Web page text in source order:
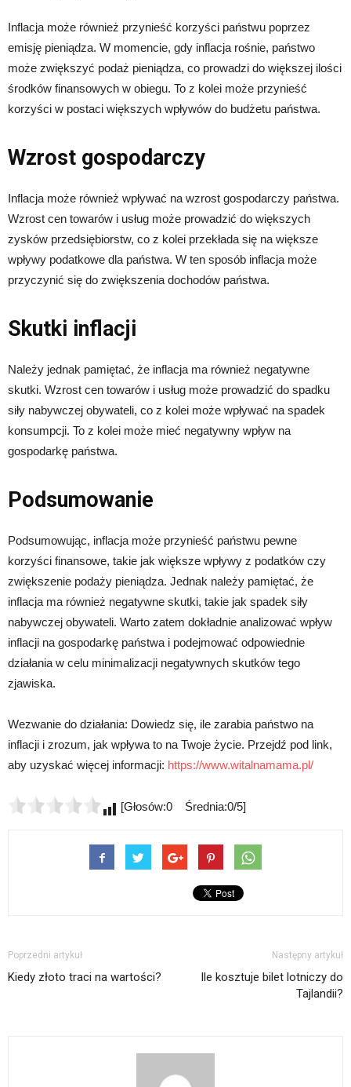
Inflacja może również przynieść korzyści państwu poprzez
emisję pieniądza. W momencie, gdy inflacja rośnie, państwo
może zwiększyć podaż pieniądza, co prowadzi do większej ilości
środków finansowych w obiegu. To z kolei może przynieść
korzyści w postaci większych wpływów do budżetu państwa.
Wzrost gospodarczy
Inflacja może również wpływać na wzrost gospodarczy państwa.
Wzrost cen towarów i usług może prowadzić do większych
zysków przedsiębiorstw, co z kolei przekłada się na większe
wpływy podatkowe dla państwa. W ten sposób inflacja może
przyczynić się do zwiększenia dochodów państwa.
Skutki inflacji
Należy jednak pamiętać, że inflacja ma również negatywne
skutki. Wzrost cen towarów i usług może prowadzić do spadku
siły nabywczej obywateli, co z kolei może wpływać na spadek
konsumpcji. To z kolei może mieć negatywny wpływ na
gospodarkę państwa.
Podsumowanie
Podsumowując, inflacja może przynieść państwu pewne
korzyści finansowe, takie jak większe wpływy z podatków czy
zwiększenie podaży pieniądza. Jednak należy pamiętać, że
inflacja ma również negatywne skutki, takie jak spadek siły
nabywczej obywateli. Warto zatem dokładnie analizować wpływ
inflacji na gospodarkę państwa i podejmować odpowiednie
działania w celu minimalizacji negatywnych skutków tego
zjawiska.
Wezwanie do działania: Dowiedz się, ile zarabia państwo na
inflacji i zrozum, jak wpływa to na Twoje życie. Przejdź pod link,
aby uzyskać więcej informacji: https://www.witalnamama.pl/
[Głosów:0 Średnia:0/5]
Poprzedni artykuł
Kiedy złoto traci na wartości?
Następny artykuł
Ile kosztuje bilet lotniczy do
Tajlandii?